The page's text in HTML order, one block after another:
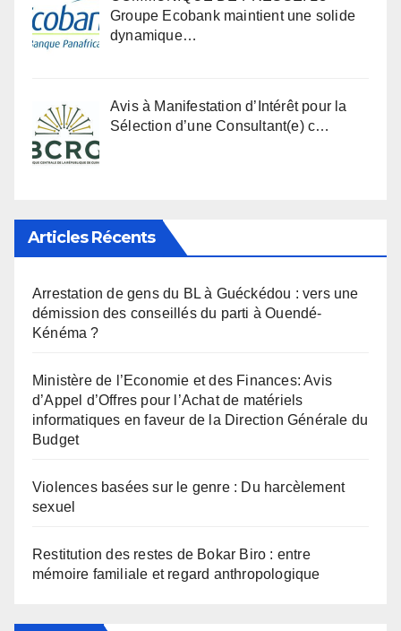
Groupe Ecobank maintient une solide
dynamique…
Avis à Manifestation d’Intérêt pour la
Sélection d’une Consultant(e) c…
Articles Récents
Arrestation de gens du BL à Guéckédou : vers une
démission des conseillés du parti à Ouendé-
Kénéma ?
Ministère de l’Economie et des Finances: Avis
d’Appel d’Offres pour l’Achat de matériels
informatiques en faveur de la Direction Générale du
Budget
Violences basées sur le genre : Du harcèlement
sexuel
Restitution des restes de Bokar Biro : entre
mémoire familiale et regard anthropologique